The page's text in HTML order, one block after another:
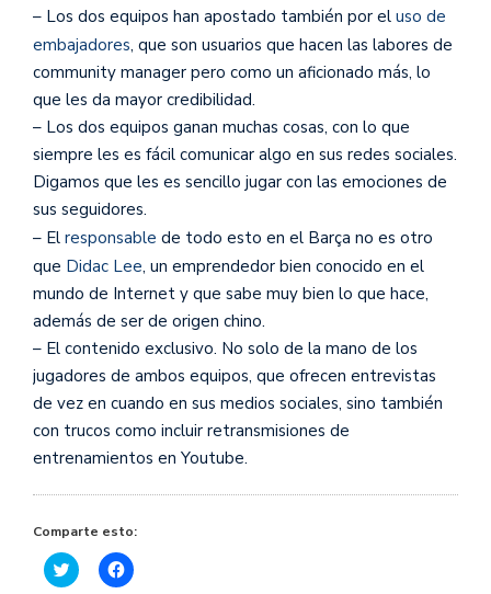
– Los dos equipos han apostado también por el uso de
embajadores, que son usuarios que hacen las labores de
community manager pero como un aficionado más, lo
que les da mayor credibilidad.
– Los dos equipos ganan muchas cosas, con lo que
siempre les es fácil comunicar algo en sus redes sociales.
Digamos que les es sencillo jugar con las emociones de
sus seguidores.
– El responsable de todo esto en el Barça no es otro
que Didac Lee, un emprendedor bien conocido en el
mundo de Internet y que sabe muy bien lo que hace,
además de ser de origen chino.
– El contenido exclusivo. No solo de la mano de los
jugadores de ambos equipos, que ofrecen entrevistas
de vez en cuando en sus medios sociales, sino también
con trucos como incluir retransmisiones de
entrenamientos en Youtube.
Comparte esto:
Haz
clic
Haz
clic